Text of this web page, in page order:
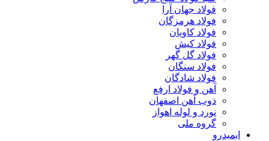
فولاد جهان آرا
فولاد هرمزگان
فولاد کاویان
فولاد کیش
فولاد گل گهر
فولاد سنگان
فولاد شادگان
آهن و فولاد ارفع
ذوب آهن اصفهان
نورد و لوله اهواز
گروه ملی
ایمیدرو